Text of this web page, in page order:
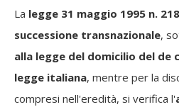
La legge 31 maggio 1995 n. 218
successione transnazionale,
alla legge del domicilio del de
legge italiana, mentre per la
compresi nell'eredità, si verifica l'